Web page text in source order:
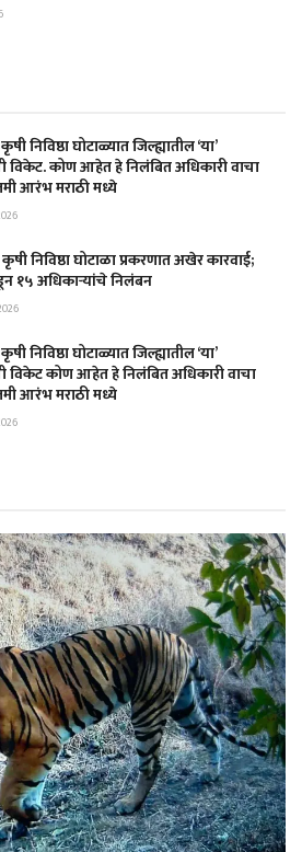
निविष्ठा घोटाळ्यात जिल्ह्यातील ‘या’
विकेट. कोण आहेत हे निलंबित अधिकारी वाचा
आरंभ मराठी मध्ये
निविष्ठा घोटाळा प्रकरणात अखेर कारवाई;
१५ अधिकाऱ्यांचे निलंबन
निविष्ठा घोटाळ्यात जिल्ह्यातील ‘या’
विकेट कोण आहेत हे निलंबित अधिकारी वाचा
आरंभ मराठी मध्ये